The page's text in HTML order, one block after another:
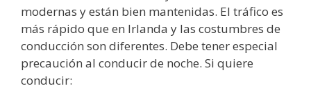
modernas y están bien mantenidas. El tráfico es
más rápido que en Irlanda y las costumbres de
conducción son diferentes. Debe tener especial
precaución al conducir de noche. Si quiere
conducir: